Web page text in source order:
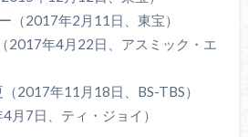
（2017年2月11日、東宝）
2017年4月22日、アスミック・エ
2017年11月18日、BS-TBS）
月7日、ティ・ジョイ）